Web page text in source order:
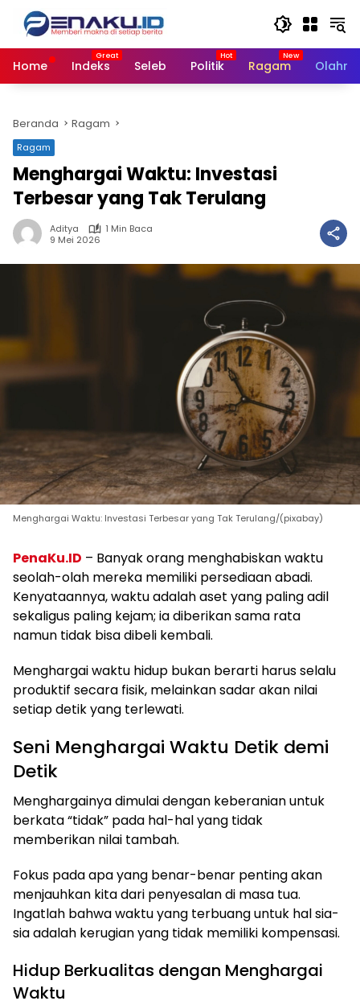
Langsung
konten
Home
Indeks Seleb Politik Ragam
Beranda Ragam
Ragam
Menghargai Waktu: Investasi
Terbesar yang Tak Terulang
Aditya
1 Min Baca
9 Mei 2026
Menghargai Waktu: Investasi Terbesar yang Tak Terulang/(pixabay)
PenaKu.ID – Banyak orang menghabiskan waktu
seolah-olah mereka memiliki persediaan abadi.
Kenyataannya, waktu adalah aset yang paling adil
sekaligus paling kejam; ia diberikan sama rata
namun tidak bisa dibeli kembali.
Menghargai waktu hidup bukan berarti harus selalu
produktif secara fisik, melainkan sadar akan nilai
setiap detik yang terlewati.
Seni Menghargai Waktu Detik demi
Detik
Menghargainya dimulai dengan keberanian untuk
berkata “tidak” pada hal-hal yang tidak
memberikan nilai tambah.
Fokus pada apa yang benar-benar penting akan
menjauhkan kita dari penyesalan di masa tua.
Ingatlah bahwa waktu yang terbuang untuk hal sia-
sia adalah kerugian yang tidak memiliki kompensasi.
Hidup Berkualitas dengan Menghargai
Waktu